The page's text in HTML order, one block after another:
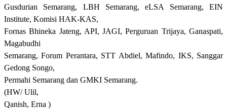
Gusdurian Semarang, LBH Semarang, eLSA Semarang, EIN
Institute, Komisi HAK-KAS,
Fornas Bhineka Jateng, API, JAGI, Perguruan Trijaya, Ganaspati,
Magabudhi
Semarang, Forum Perantara, STT Abdiel, Mafindo, IKS, Sanggar
Gedong Songo,
Permahi Semarang dan GMKI Semarang.
(HW/ Ulil,
Qanish, Erna )